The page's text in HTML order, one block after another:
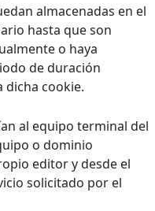
almacenadas en el
hasta que son
o haya
de duración
dicha cookie.
al equipo terminal del
o dominio
editor y desde el
solicitado por el